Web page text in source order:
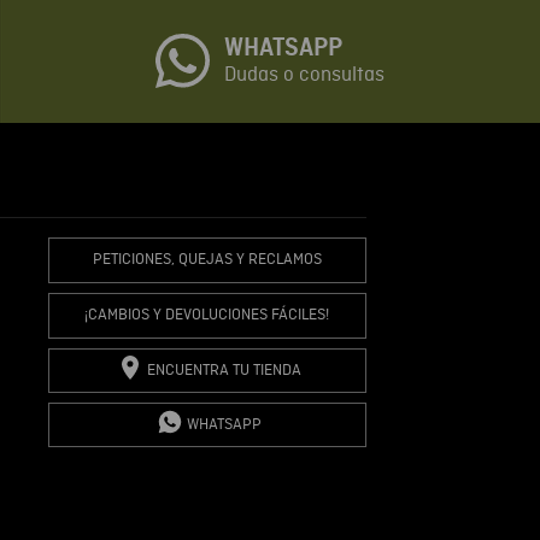
COMENTARIO
WHATSAPP
Dudas o consultas
PETICIONES, QUEJAS Y RECLAMOS
¡CAMBIOS Y DEVOLUCIONES FÁCILES!
ENCUENTRA TU TIENDA
WHATSAPP